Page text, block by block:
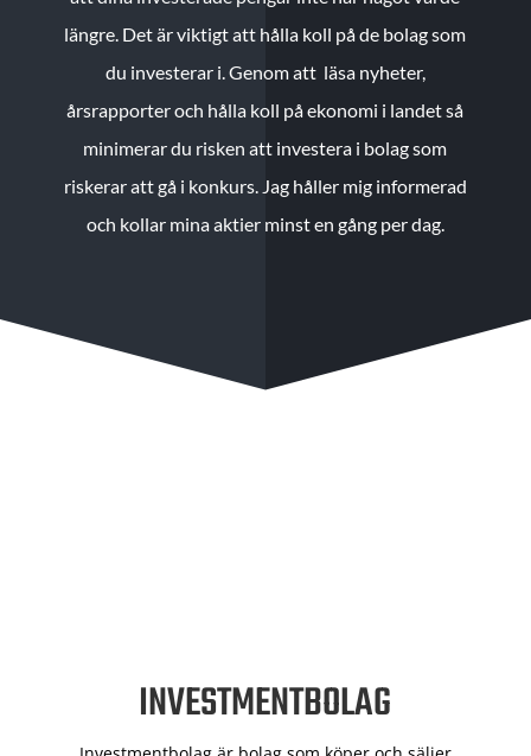
längre. Det är viktigt att hålla koll på de bolag som
du investerar i. Genom att läsa nyheter,
årsrapporter och hålla koll på ekonomi i landet så
minimerar du risken att investera i bolag som
riskerar att gå i konkurs. Jag håller mig informerad
och kollar mina aktier minst en gång per dag.
INVESTMENTBOLAG